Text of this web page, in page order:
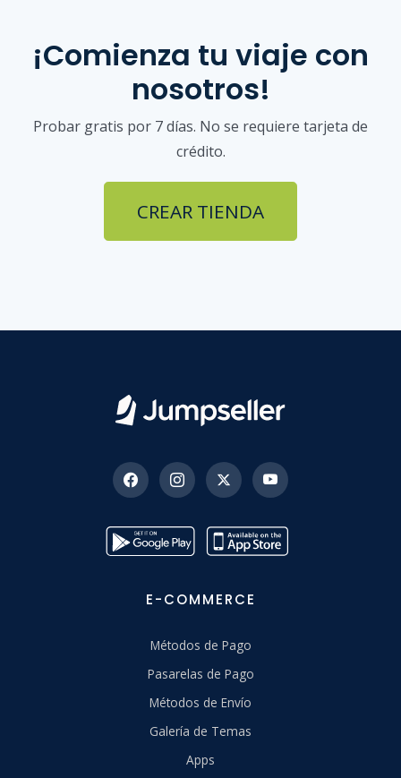
¡Comienza tu viaje con
nosotros!
Probar gratis por 7 días. No se requiere tarjeta de
crédito.
CREAR TIENDA
E-COMMERCE
Métodos de Pago
Pasarelas de Pago
Métodos de Envío
Galería de Temas
Apps